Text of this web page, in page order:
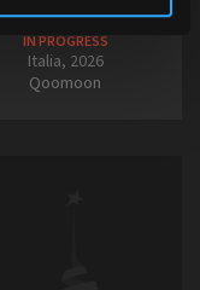
LUNGOMETRAGGI
IN PROGRESS
Italia, 2026
Qoomoon